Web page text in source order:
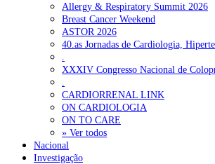
Allergy & Respiratory Summit 2026
Breast Cancer Weekend
ASTOR 2026
40.as Jornadas de Cardiologia,
XXXIV Congresso Nacional de
CARDIORRENAL LINK
ON CARDIOLOGIA
ON TO CARE
» Ver todos
Nacional
Investigação